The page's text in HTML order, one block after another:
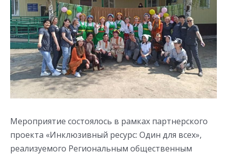
Мероприятие состоялось в рамках партнерского
проекта «Инклюзивный ресурс: Один для всех»,
реализуемого Региональным общественным